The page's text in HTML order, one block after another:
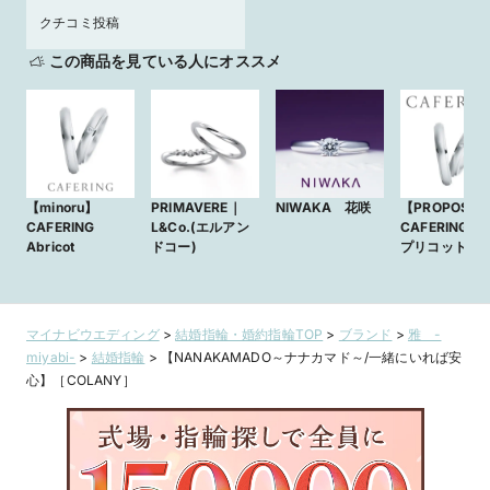
クチコミ投稿
この商品を見ている人にオススメ
【minoru】
CAFERING
Abricot
PRIMAVERE｜
L&Co.(エルアン
ドコー)
NIWAKA 花咲
【PROPOSE】
CAFERING ～
プリコット～
マイナビウエディング>結婚指輪・婚約指輪TOP > ブランド > 雅 -
miyabi- > 結婚指輪 >
【NANAKAMADO～ナナカマド～/一緒にいれば安
心】［COLANY］